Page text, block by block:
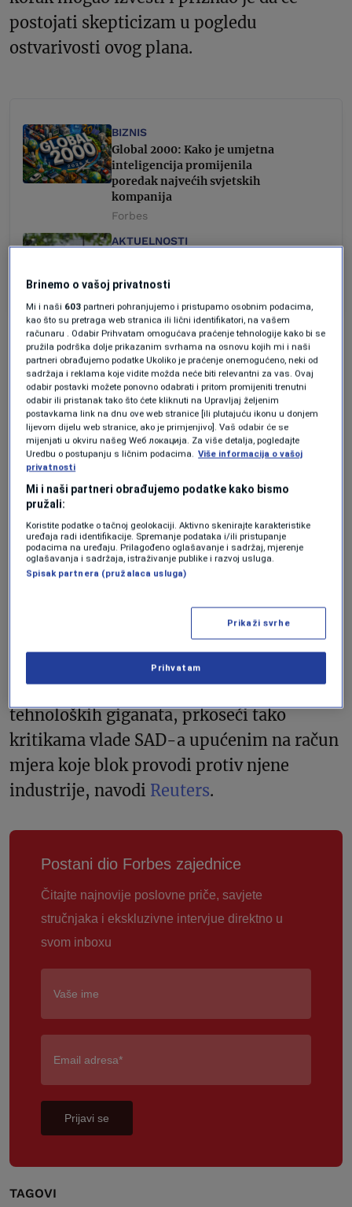
postojati skepticizam u pogledu
ostvarivosti ovog plana.
BIZNIS
Global 2000: Kako je umjetna
inteligencija promijenila
poredak najvećih svjetskih
kompanija
Forbes
AKTUELNOSTI
Forbes BiH
“Pravo pitanje nije da li je to lako”,
napisao je Proell. “Pitanje je da li smo mi
Evropljani spremni da budemo arhitekte
vlastite tehnološke budućnosti ili želimo
ostati puki administratori odluka koje se
donose na drugim mjestima.”
Ova inicijativa dolazi u trenutku kada
Evropa preduzima korake ka
uspostavljanju veće digitalne suverenosti.
predložila zakone s ciljem jačanja domaće
industrije oblaka (cloud), umjetne
inteligencije i poluvodiča kako bi se
smanjila ovisnost od američkih
tehnoloških giganata, prkoseći tako
kritikama vlade SAD-a upućenim na račun
mjera koje blok provodi protiv njene
industrije, navodi Reuters.
Postani dio Forbes zajednice
Čitajte najnovije poslovne priče, savjete
stručnjaka i ekskluzivne intervjue direktno u
svom inboxu
Prijavi se
TAGOVI
Brinemo o vašoj privatnosti
Mi i naši 603 partneri pohranjujemo i pristupamo osobnim podacima,
kao što su pretraga web stranica ili lični identifikatori, na vašem
računaru . Odabir Prihvatam omogućava praćenje tehnologije kako bi se
pružila podrška dolje prikazanim svrhama na osnovu kojih mi i naši
partneri obrađujemo podatke Ukoliko je praćenje onemogućeno, neki od
sadržaja i reklama koje vidite možda neće biti relevantni za vas. Ovaj
odabir postavki možete ponovno odabrati i pritom promijeniti trenutni
odabir ili pristanak tako što ćete kliknuti na Upravljaj željenim
postavkama link na dnu ove web stranice [ili plutajuću ikonu u donjem
lijevom dijelu web stranice, ako je primjenjivo]. Vaš odabir će se
mijenjati u okviru našeg Wеб локација. Za više detalja, pogledajte
Uredbu o postupanju s ličnim podacima. Više informacija o vašoj
privatnosti
Mi i naši partneri obrađujemo podatke kako bismo
pružali:
Koristite podatke o tačnoj geolokaciji. Aktivno skenirajte karakteristike
uređaja radi identifikacije. Spremanje podataka i/ili pristupanje
podacima na uređaju. Prilagođeno oglašavanje i sadržaj, mjerenje
oglašavanja i sadržaja, istraživanje publike i razvoj usluga.
Spisak partnera (pružalaca usluga)
Prikaži svrhe
Prihvatam